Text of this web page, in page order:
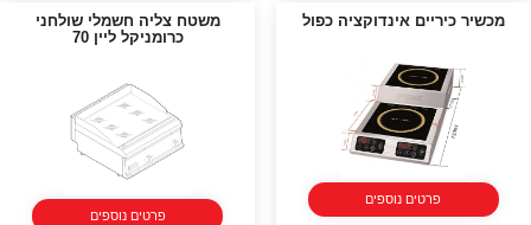
מכשיר כיריים אינדוקציה כפול
פרטים נוספים
משטח צליה חשמלי שולחני
כרומניקל ליין 70
פרטים נוספים